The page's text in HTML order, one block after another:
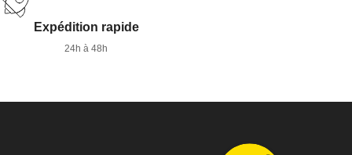
Expédition rapide
24h à 48h